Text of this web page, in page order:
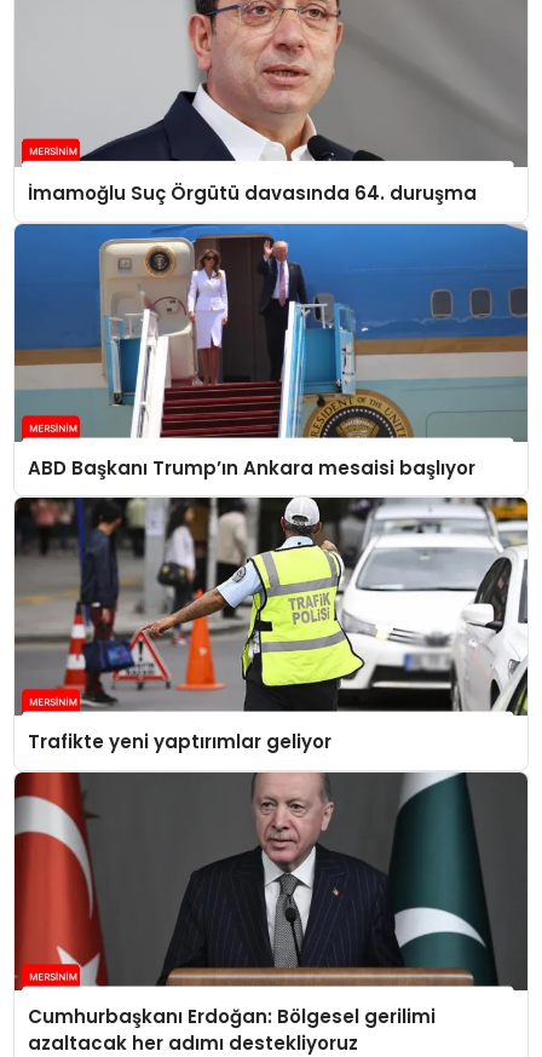
İmamoğlu Suç Örgütü davasında 64. duruşma
ABD Başkanı Trump’ın Ankara mesaisi başlıyor
Trafikte yeni yaptırımlar geliyor
Cumhurbaşkanı Erdoğan: Bölgesel gerilimi
azaltacak her adımı destekliyoruz